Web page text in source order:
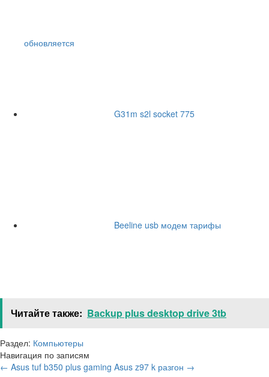
обновляется
G31m s2l socket 775
Beeline usb модем тарифы
Читайте также: Backup plus desktop drive 3tb
Раздел: Компьютеры
Навигация по записям
← Asus tuf b350 plus gaming Asus z97 k разгон →